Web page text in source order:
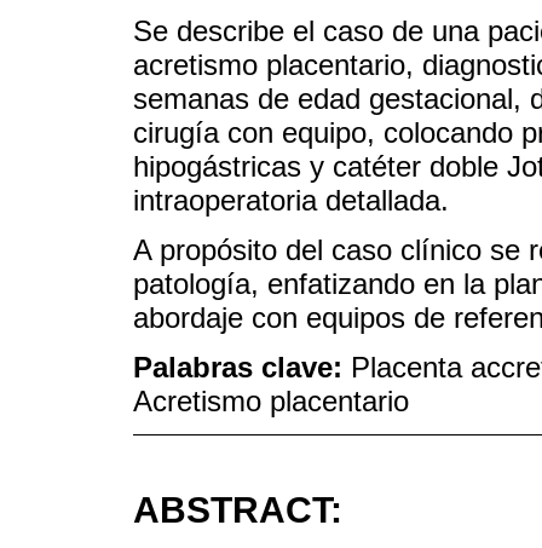
Se describe el caso de una
acretismo placentario,
semanas de edad gestacional,
cirugía con equipo, colocando
hipogástricas y catéter doble
intraoperatoria detallada.
A propósito del caso clínico se
patología, enfatizando en la
abordaje con equipos de
Palabras clave: Placenta
Acretismo placentario
ABSTRACT: